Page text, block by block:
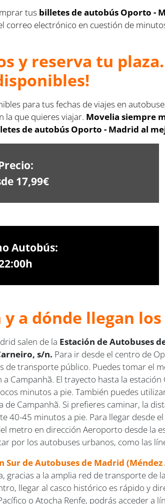
tus billetes de autobús Oporto -
correo electrónico en cuestión de
y reserva tu
para tus fechas de viajes en
la que quieres viajar. Movelia siempre
de autobús Oporto - Madrid al
17,99€
Autobús:
y a dónde llegan
salen de la Estación de Autobuses
s/n. Para ir desde el centro de
de transporte público. Puedes tomar el
a Campanhã. El trayecto hasta la
minutos a pie. También puedes
Campanhã. Si prefieres caminar, la
40-45 minutos a pie. Para llegar desde
metro en dirección Aeroporto desde
por los autobuses urbanos, como las
Sur de Autobuses de Madrid
gracias a la amplia red de transporte de
llegar al casco histórico es rápido y
o Atocha Renfe, podrás acceder a